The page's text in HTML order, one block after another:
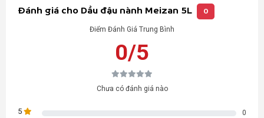
Đánh giá cho Dầu đậu nành Meizan 5L 0
Điểm Đánh Giá Trung Bình
0/5
Chưa có đánh giá nào
5 0